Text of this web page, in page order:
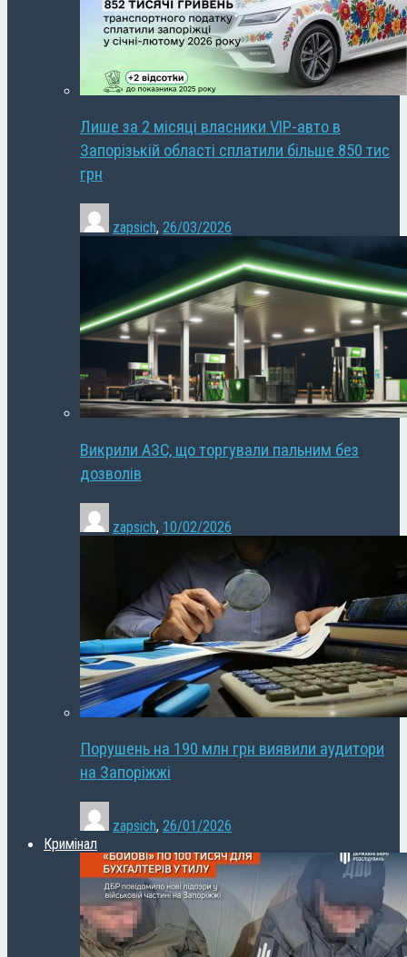
Лише за 2 місяці власники VIP-авто в
Запорізькій області сплатили більше 850 тис
грн
zapsich, 26/03/2026
Викрили АЗС, що торгували пальним без
дозволів
zapsich, 10/02/2026
Порушень на 190 млн грн виявили аудитори
на Запоріжжі
zapsich, 26/01/2026
Кримінал